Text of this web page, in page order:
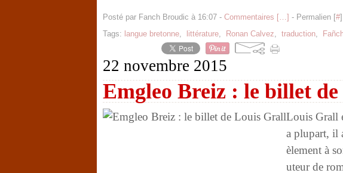
Posté par Fanch Broudic à 16:07 - Commentaires […] - Permalien [#]
Tags: langue bretonne, littérature, Ronan Calvez, traduction,
22 novembre 2015
Emgleo Breiz : le billet
Louis Grall
a plupart, il
èlement à
uteur de